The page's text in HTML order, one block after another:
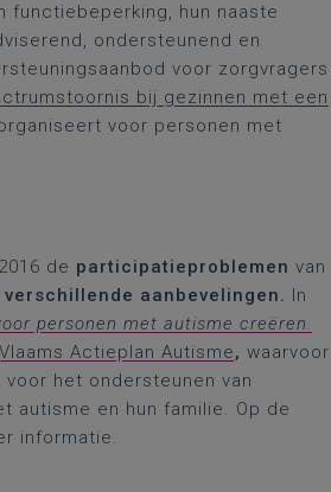
functiebeperking, hun naaste
ondersteunend en
voor zorgvragers
bij gezinnen met een
voor personen met
de participatieproblemen van
verschillende aanbevelingen. In
personen met autisme creëren.
Vlaams Actieplan Autisme, waarvoor
het ondersteunen van
autisme en hun familie. Op de
informatie.